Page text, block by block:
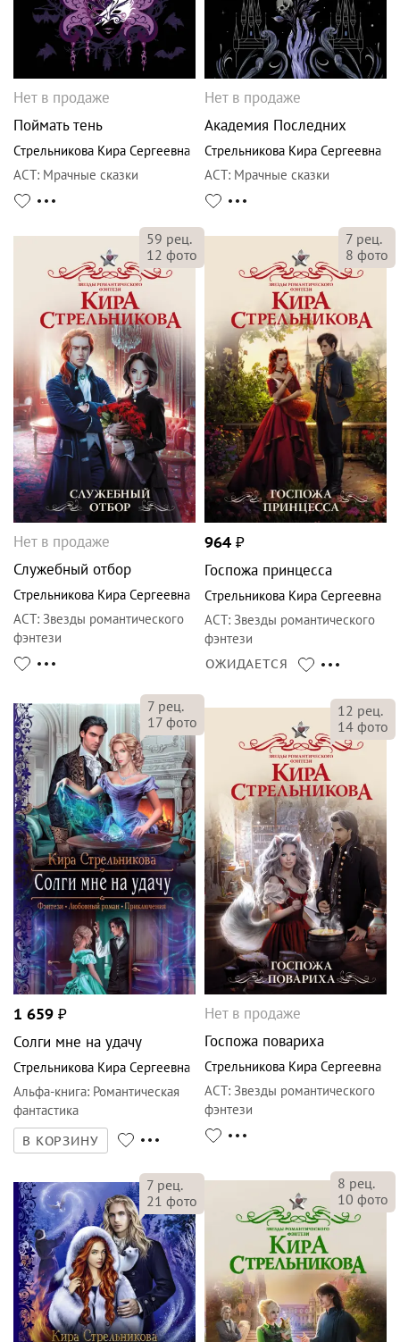
Нет в продаже
Поймать тень
Стрельникова Кира Сергеевна
АСТ: Мрачные сказки
Нет в продаже
Академия Последних
Стрельникова Кира Сергеевна
АСТ: Мрачные сказки
59 рец.
12 фото
Нет в продаже
Служебный отбор
Стрельникова Кира Сергеевна
АСТ: Звезды романтического
фэнтези
7 рец.
8 фото
964 ₽
Госпожа принцесса
Стрельникова Кира Сергеевна
АСТ: Звезды романтического
фэнтези
ОЖИДАЕТСЯ
7 рец.
17 фото
1 659 ₽
Солги мне на удачу
Стрельникова Кира Сергеевна
Альфа-книга: Романтическая
фантастика
В КОРЗИНУ
12 рец.
14 фото
Нет в продаже
Госпожа повариха
Стрельникова Кира Сергеевна
АСТ: Звезды романтического
фэнтези
7 рец.
21 фото
8 рец.
10 фото